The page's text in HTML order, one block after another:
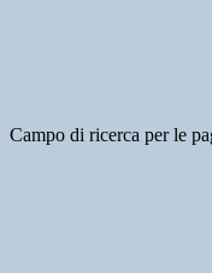
Campo di ricerca per le